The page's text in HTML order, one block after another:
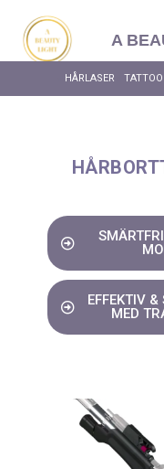
content
A
HÅRLASER TATTOO
EFFEKTIV
MED